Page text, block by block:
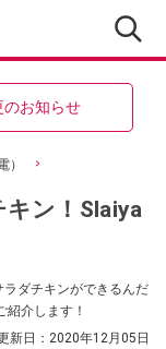
のお知らせ
）
ン！Slaiya
ダチキンができるんだ
介します！
新日： 2020年12月05日